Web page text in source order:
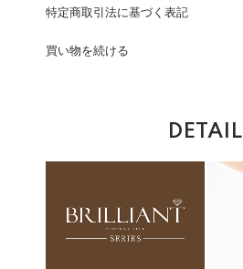
特定商取引法に基づく表記
買い物を続ける
DETAIL